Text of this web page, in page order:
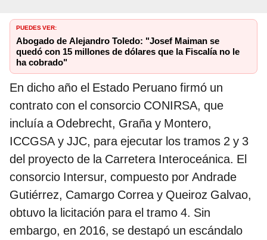
PUEDES VER:
Abogado de Alejandro Toledo: "Josef Maiman se
quedó con 15 millones de dólares que la Fiscalía no le
ha cobrado"
En dicho año el Estado Peruano firmó un
contrato con el consorcio CONIRSA, que
incluía a Odebrecht, Graña y Montero,
ICCGSA y JJC, para ejecutar los tramos 2 y 3
del proyecto de la Carretera Interoceánica. El
consorcio Intersur, compuesto por Andrade
Gutiérrez, Camargo Correa y Queiroz Galvao,
obtuvo la licitación para el tramo 4. Sin
embargo, en 2016, se destapó un escándalo